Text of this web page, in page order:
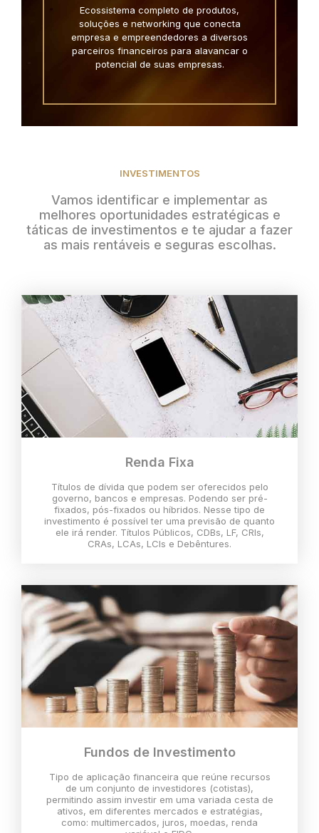
Ecossistema completo de produtos,
soluções e networking que conecta
empresa e empreendedores a diversos
parceiros financeiros para alavancar o
potencial de suas empresas.
INVESTIMENTOS
Vamos identificar e implementar as
melhores oportunidades estratégicas e
táticas de investimentos e te ajudar a fazer
as mais rentáveis e seguras escolhas.
Renda Fixa
Títulos de dívida que podem ser oferecidos pelo
governo, bancos e empresas. Podendo ser pré-
fixados, pós-fixados ou híbridos. Nesse tipo de
investimento é possível ter uma previsão de quanto
ele irá render. Títulos Públicos, CDBs, LF, CRIs,
CRAs, LCAs, LCIs e Debêntures.
Fundos de Investimento
Tipo de aplicação financeira que reúne recursos
de um conjunto de investidores (cotistas),
permitindo assim investir em uma variada cesta de
ativos, em diferentes mercados e estratégias,
como: multimercados, juros, moedas, renda